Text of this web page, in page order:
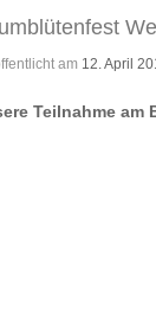
am 12. April
Teilnahme am